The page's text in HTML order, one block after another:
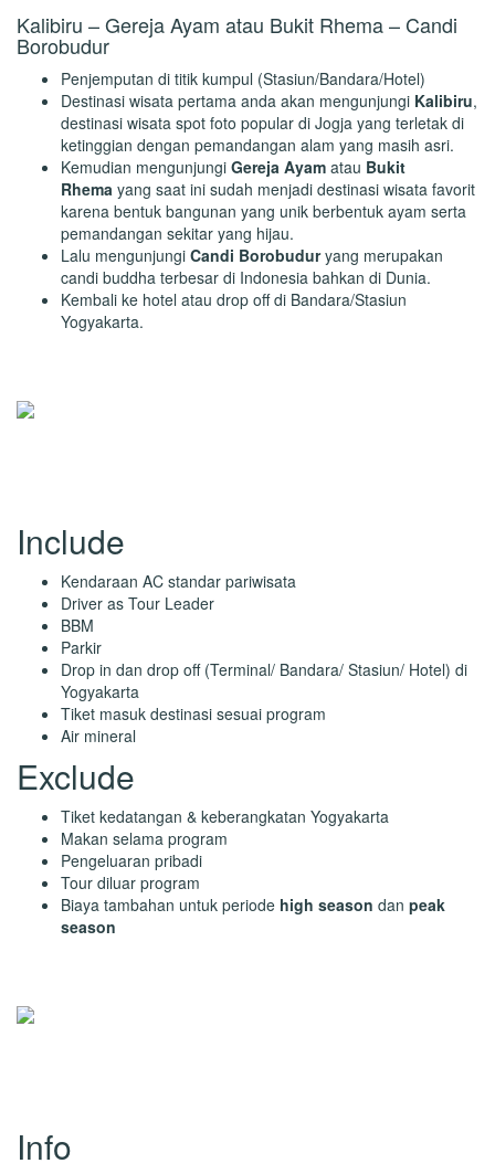
Kalibiru – Gereja Ayam atau Bukit Rhema – Candi
Borobudur
Penjemputan di titik kumpul (Stasiun/Bandara/Hotel)
Destinasi wisata pertama anda akan mengunjungi Kalibiru,
destinasi wisata spot foto popular di Jogja yang terletak di
ketinggian dengan pemandangan alam yang masih asri.
Kemudian mengunjungi Gereja Ayam atau Bukit
Rhema yang saat ini sudah menjadi destinasi wisata favorit
karena bentuk bangunan yang unik berbentuk ayam serta
pemandangan sekitar yang hijau.
Lalu mengunjungi Candi Borobuduryang merupakan
candi buddha terbesar di Indonesia bahkan di Dunia.
Kembali ke hotel atau drop off di Bandara/Stasiun
Yogyakarta.
Include
Kendaraan AC standar pariwisata
Driver as Tour Leader
BBM
Parkir
Drop in dan drop off (Terminal/ Bandara/ Stasiun/ Hotel) di
Yogyakarta
Tiket masuk destinasi sesuai program
Air mineral
Exclude
Tiket kedatangan & keberangkatan Yogyakarta
Makan selama program
Pengeluaran pribadi
Tour diluar program
Biaya tambahan untuk periode high season dan peak
season
Info